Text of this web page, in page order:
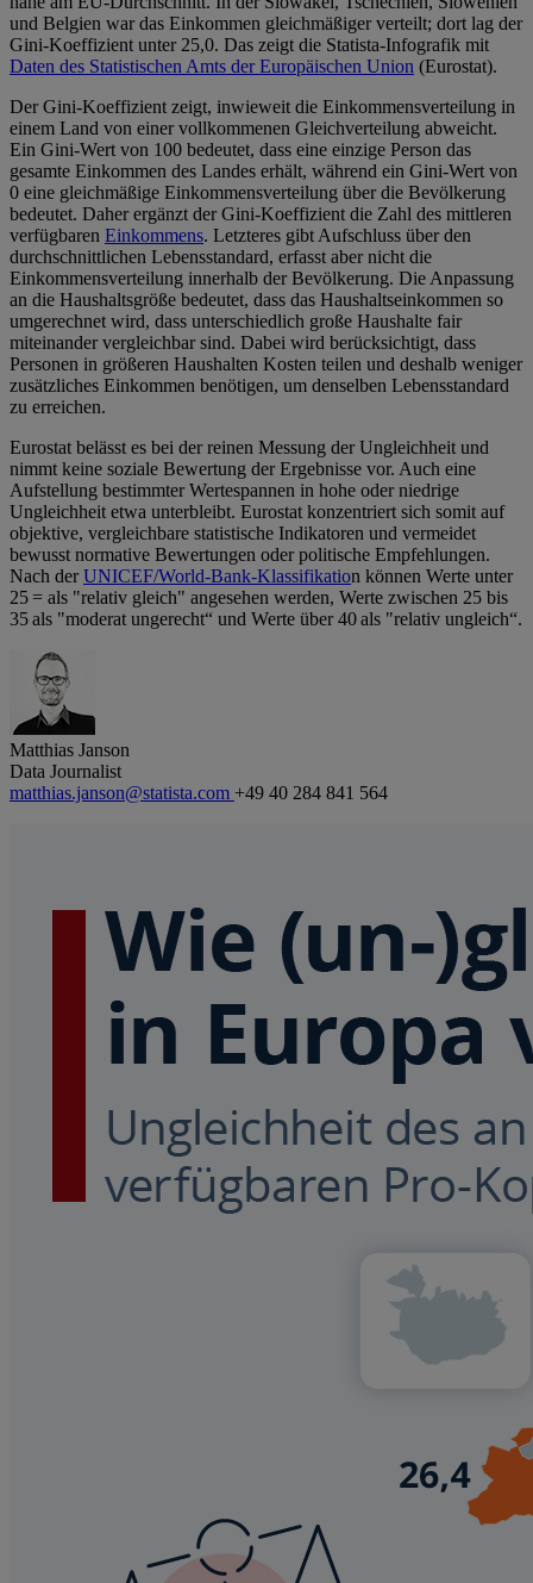
und Belgien war das Einkommen gleichmäßiger verteilt; dort lag der
Gini-Koeffizient unter 25,0. Das zeigt die Statista-Infografik mit
Daten des Statistischen Amts der Europäischen Union (Eurostat).
Der Gini-Koeffizient zeigt, inwieweit die Einkommensverteilung in
einem Land von einer vollkommenen Gleichverteilung abweicht.
Ein Gini-Wert von 100 bedeutet, dass eine einzige Person das
gesamte Einkommen des Landes erhält, während ein Gini-Wert von
0 eine gleichmäßige Einkommensverteilung über die Bevölkerung
bedeutet. Daher ergänzt der Gini-Koeffizient die Zahl des mittleren
verfügbaren Einkommens. Letzteres gibt Aufschluss über den
durchschnittlichen Lebensstandard, erfasst aber nicht die
Einkommensverteilung innerhalb der Bevölkerung. Die Anpassung
an die Haushaltsgröße bedeutet, dass das Haushaltseinkommen so
umgerechnet wird, dass unterschiedlich große Haushalte fair
miteinander vergleichbar sind. Dabei wird berücksichtigt, dass
Personen in größeren Haushalten Kosten teilen und deshalb weniger
zusätzliches Einkommen benötigen, um denselben Lebensstandard
zu erreichen.
Eurostat belässt es bei der reinen Messung der Ungleichheit und
nimmt keine soziale Bewertung der Ergebnisse vor. Auch eine
Aufstellung bestimmter Wertespannen in hohe oder niedrige
Ungleichheit etwa unterbleibt. Eurostat konzentriert sich somit auf
objektive, vergleichbare statistische Indikatoren und vermeidet
bewusst normative Bewertungen oder politische Empfehlungen.
Nach derUNICEF/World‑Bank‑Klassifikation können Werte unter
25 = als "relativ gleich" angesehen werden, Werte zwischen 25 bis
35 als "moderat ungerecht“ und Werte über 40 als "relativ ungleich“.
Matthias Janson
Data Journalist
matthias.janson@statista.com +49 40 284 841 564